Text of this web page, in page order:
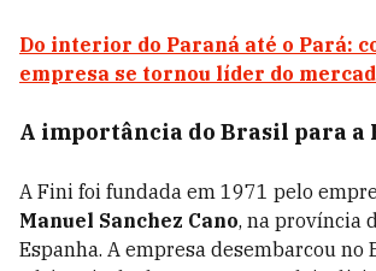
Do interior do Paraná até o Pará:
empresa se tornou líder do
A importância do Brasil para a
A Fini foi fundada em 1971 pelo
Manuel Sanchez Cano, na província
Espanha. A empresa desembarcou no